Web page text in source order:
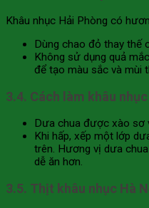
Khâu nhục Hải Phòng có
Dùng chao đỏ thay thế
Không sử dụng quả
để tạo màu sắc và mùi
3.4. Cách làm khâu
Dưa chua được xào sơ
Khi hấp, xếp một lớp
trên. Hương vị dưa
dễ ăn hơn.
3.5. Thịt khâu nhục Hà